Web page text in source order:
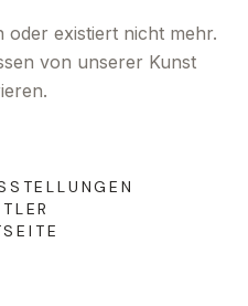
oder existiert nicht mehr.
von unserer Kunst